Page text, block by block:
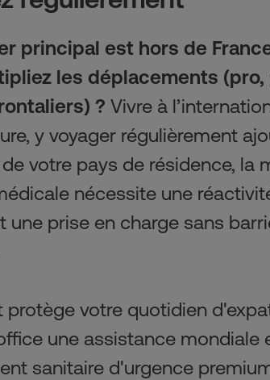
principal est hors de
les déplacements (pro,
? Vivre à
y voyager régulièrement
votre pays de résidence, la
nécessite une
une prise en charge sans
protège votre quotidien
une assistance mondiale
sanitaire d'urgence